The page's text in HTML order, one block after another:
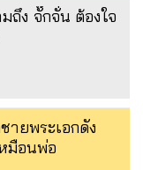
ถึง จั๊กจั่น ต้องใจ
ยพระเอกดัง
มือนพ่อ